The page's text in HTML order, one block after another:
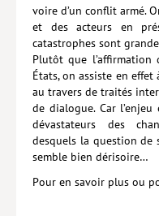
voire d’un conflit armé.
et des acteurs en
catastrophes sont
Plutôt que
États, on assiste en effet
au travers de traités
de dialogue. Car
dévastateurs des
desquels la question
semble bien dérisoire…
Pour en savoir plus ou